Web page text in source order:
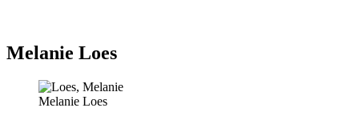
Melanie Loes
Melanie Loes